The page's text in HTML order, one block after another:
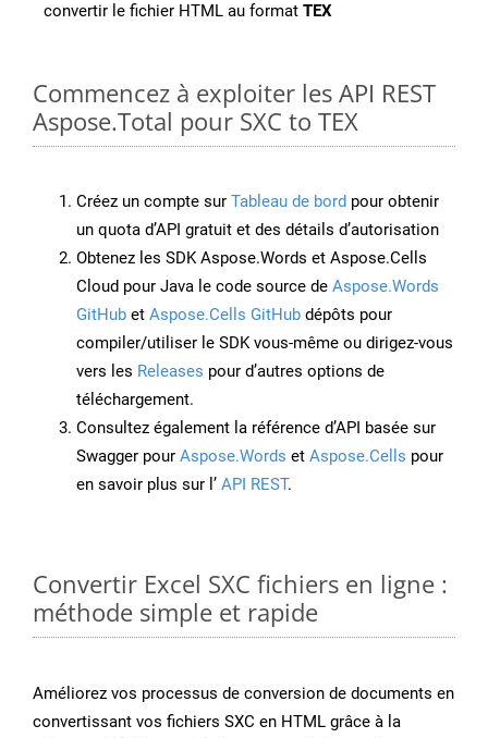
convertir le fichier HTML au format TEX
Commencez à exploiter les API REST
Aspose.Total pour SXC to TEX
Créez un compte sur Tableau de bord pour obtenir
un quota d’API gratuit et des détails d’autorisation
Obtenez les SDK Aspose.Words et Aspose.Cells
Cloud pour Java le code source de Aspose.Words
GitHub et Aspose.Cells GitHub dépôts pour
compiler/utiliser le SDK vous-même ou dirigez-vous
vers les Releases pour d’autres options de
téléchargement.
Consultez également la référence d’API basée sur
Swagger pour Aspose.Words et Aspose.Cells pour
en savoir plus sur l’ API REST.
Convertir Excel SXC fichiers en ligne :
méthode simple et rapide
Améliorez vos processus de conversion de documents en
convertissant vos fichiers SXC en HTML grâce à la